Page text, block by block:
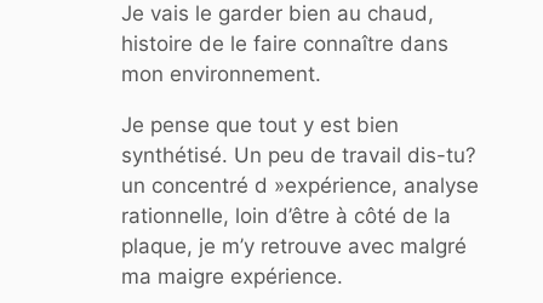
Je vais le garder bien au chaud,
histoire de le faire connaître dans
mon environnement.
Je pense que tout y est bien
synthétisé. Un peu de travail dis-tu?
un concentré d »expérience, analyse
rationnelle, loin d’être à côté de la
plaque, je m’y retrouve avec malgré
ma maigre expérience.